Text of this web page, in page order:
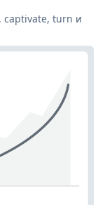
captivate, turn и